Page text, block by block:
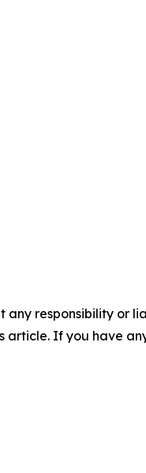
any responsibility or
If you have